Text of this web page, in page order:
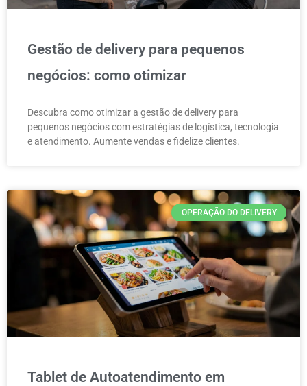
Gestão de delivery para pequenos
negócios: como otimizar
Descubra como otimizar a gestão de delivery para
pequenos negócios com estratégias de logística, tecnologia
e atendimento. Aumente vendas e fidelize clientes.
OPERAÇÃO DO DELIVERY
Tablet de Autoatendimento em